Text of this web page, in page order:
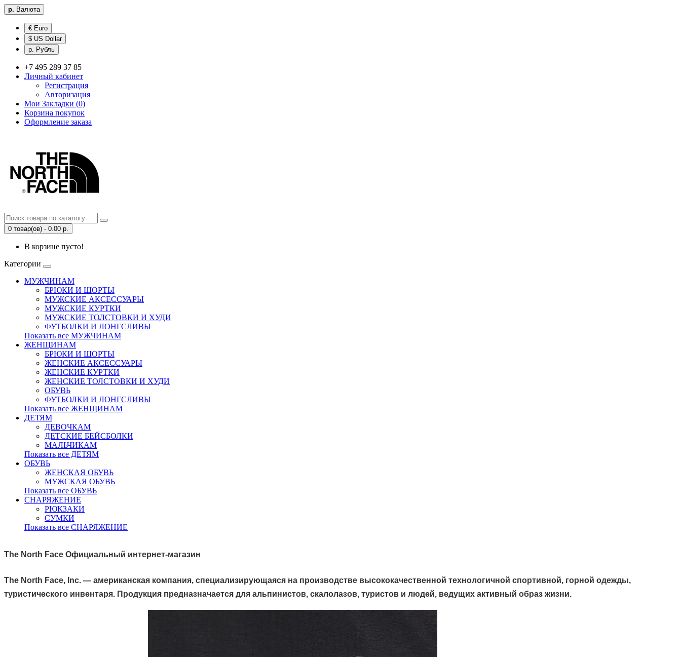
р. Валюта
€ Euro
$ US Dollar
р. Рубль
+7 495 289 37 85
Личный кабинет
Регистрация
Авторизация
Мои Закладки (0)
Корзина покупок
Оформление заказа
0 товар(ов) - 0.00 р.
В корзине пусто!
Категории
МУЖЧИНАМ
БРЮКИ И ШОРТЫ
МУЖСКИЕ АКСЕССУАРЫ
МУЖСКИЕ КУРТКИ
МУЖСКИЕ ТОЛСТОВКИ И ХУДИ
ФУТБОЛКИ И ЛОНГСЛИВЫ
Показать все МУЖЧИНАМ
ЖЕНЩИНАМ
БРЮКИ И ШОРТЫ
ЖЕНСКИЕ АКСЕССУАРЫ
ЖЕНСКИЕ КУРТКИ
ЖЕНСКИЕ ТОЛСТОВКИ И ХУДИ
ОБУВЬ
ФУТБОЛКИ И ЛОНГСЛИВЫ
Показать все ЖЕНЩИНАМ
ДЕТЯМ
ДЕВОЧКАМ
ДЕТСКИЕ БЕЙСБОЛКИ
МАЛЬЧИКАМ
Показать все ДЕТЯМ
ОБУВЬ
ЖЕНСКАЯ ОБУВЬ
МУЖСКАЯ ОБУВЬ
Показать все ОБУВЬ
СНАРЯЖЕНИЕ
РЮКЗАКИ
СУМКИ
Показать все СНАРЯЖЕНИЕ
The North Face Официальный интернет-магазин
The North Face, Inc. — американская компания, специализирующаяся на производстве высококачественной технологичной спортивной, горной одежды,
туристического инвентаря. Продукция предназначается для альпинистов, скалолазов, туристов и людей, ведущих активный образ жизни.